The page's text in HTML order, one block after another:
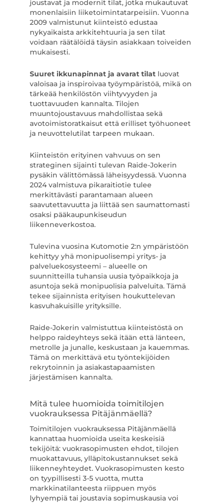
joustavat ja modernit tilat, jotka mukautuvat
monenlaisiin liiketoimintatarpeisiin. Vuonna
2009 valmistunut kiinteistö edustaa
nykyaikaista arkkitehtuuria ja sen tilat
voidaan räätälöidä täysin asiakkaan toiveiden
mukaisesti.
Suuret ikkunapinnat ja avarat tilatluovat
valoisaa ja inspiroivaa työympäristöä, mikä on
tärkeää henkilöstön viihtyvyyden ja
tuottavuuden kannalta. Tilojen
muuntojoustavuus mahdollistaa sekä
avotoimistoratkaisut että erilliset työhuoneet
ja neuvottelutilat tarpeen mukaan.
Kiinteistön erityinen vahvuus on sen
strateginen sijainti tulevan Raide-Jokerin
pysäkin välittömässä läheisyydessä. Vuonna
2024 valmistuva pikaraitiotie tulee
merkittävästi parantamaan alueen
saavutettavuutta ja liittää sen saumattomasti
osaksi pääkaupunkiseudun
liikenneverkostoa.
Tulevina vuosina Kutomotie 2:n ympäristöön
kehittyy yhä monipuolisempi yritys- ja
palveluekosysteemi – alueelle on
suunnitteilla tuhansia uusia työpaikkoja ja
asuntoja sekä monipuolisia palveluita. Tämä
tekee sijainnista erityisen houkuttelevan
kasvuhakuisille yrityksille.
Raide-Jokerin valmistuttua kiinteistöstä on
helppo raideyhteys sekä itään että länteen,
metrolle ja junalle, keskustaan ja kauemmas.
Tämä on merkittävä etu työntekijöiden
rekrytoinnin ja asiakastapaamisten
järjestämisen kannalta.
Mitä tulee huomioida toimitilojen
vuokrauksessa Pitäjänmäellä?
Toimitilojen vuokrauksessa Pitäjänmäellä
kannattaa huomioida useita keskeisiä
tekijöitä: vuokrasopimusten ehdot, tilojen
muokattavuus, ylläpitokustannukset sekä
liikenneyhteydet. Vuokrasopimusten kesto
on tyypillisesti 3-5 vuotta, mutta
markkinatilanteesta riippuen myös
lyhyempiä tai joustavia sopimuskausia voi